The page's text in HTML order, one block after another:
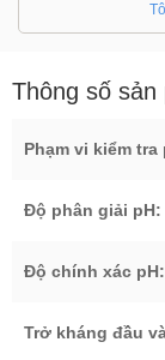
Thông số sản
Phạm vi kiểm tra
Độ phân giải pH:
Độ chính xác pH:
Trở kháng đầu